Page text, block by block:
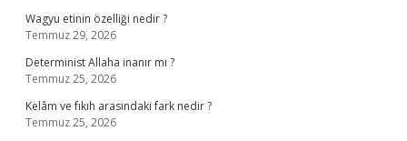
Wagyu etinin özelliği nedir ?
Temmuz 29, 2026
Determinist Allaha inanır mı ?
Temmuz 25, 2026
Kelâm ve fıkıh arasındaki fark nedir ?
Temmuz 25, 2026